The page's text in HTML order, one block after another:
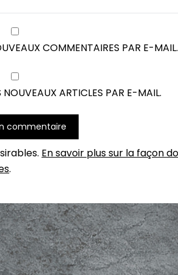
COMMENTAIRES PAR E-MAIL.
ARTICLES PAR E-MAIL.
En savoir plus sur la façon
.